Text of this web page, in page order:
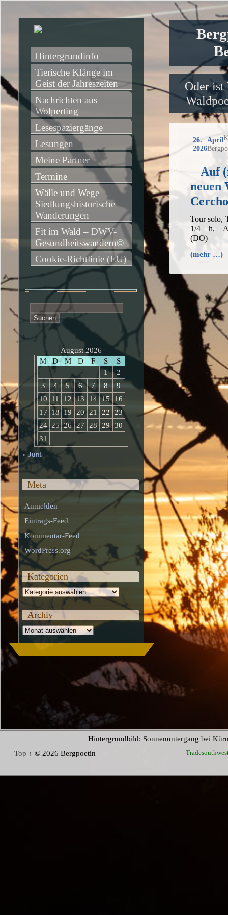
Oder ist
26. April
2026
Auf
neuen
Tour solo,
1/4 h,
(DO)
(mehr …)
Hintergrundinfo
Tierische Klänge im
Geist der Jahreszeiten
Nachrichten aus
Wolperting
Lesespaziergänge
Lesungen
Meine Partner
Termine
Wälle und Wege –
Siedlungshistorische
Wanderungen
Fit im Wald – DWV-
Gesundheitswandern©
Cookie-Richtlinie (EU)
nach:
August 2026
M
D M D F S
S
1
2
3
4 5 6 7 8
9
10
11 12 13 14 15
16
17
18 19 20 21 22
23
24 25 26 27 28 29
30
31
« Juni
Meta
Anmelden
Eintrags-Feed
Kommentar-Feed
WordPress.org
Kategorien
Kategorien
Archiv
Archiv
Hintergrundbild: Sonnenuntergang bei
Top ↑ © 2026 Bergpoetin